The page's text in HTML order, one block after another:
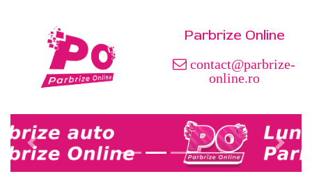
Parbrize Online
contact@parbrize-
online.ro